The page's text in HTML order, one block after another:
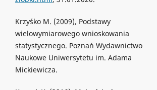
Krzyśko M. (2009), Podstawy
wielowymiarowego wnioskowania
statystycznego. Poznań Wydawnictwo
Naukowe Uniwersytetu im. Adama
Mickiewicza.